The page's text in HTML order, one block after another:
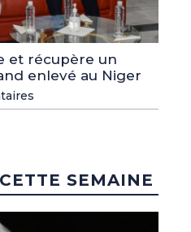
et récupère un
enlevé au Niger
SEMAINE